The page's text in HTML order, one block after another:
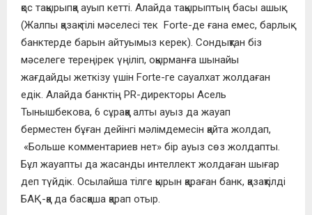
қос тақырыпқа ауып кетті. Алайда тақырыптың басы ашық.
(Жалпы қазақ тілі мәселесі тек Forte-де ғана емес, барлық
банктерде барын айтуымыз керек). Сондықтан біз
мәселеге тереңірек үңіліп, оқырманға шынайы
жағдайды жеткізу үшін Forte-ге сауалхат жолдаған
едік. Алайда банктің PR-директоры Асель
Тынышбекова, 6 сұраққа алты ауыз да жауап
берместен бұған дейінгі мәлімдемесін қайта жолдап,
«Больше комментариев нет» бір ауыз сөз жолдапты.
Бұл жауапты да жасанды интеллект жолдаған шығар
деп түйдік. Осылайша тілге қырын қараған банк, қазақтілді
БАҚ-қа да басқаша қарап отыр.